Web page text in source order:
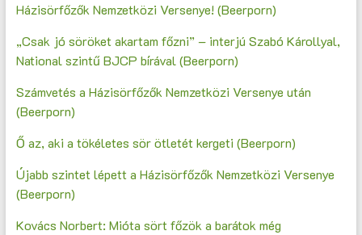
Házisörfőzők Nemzetközi Versenye! (Beerporn)
„Csak jó söröket akartam főzni” – interjú Szabó Károllyal,
National szintű BJCP bírával (Beerporn)
Számvetés a Házisörfőzők Nemzetközi Versenye után
(Beerporn)
Ő az, aki a tökéletes sör ötletét kergeti (Beerporn)
Újabb szintet lépett a Házisörfőzők Nemzetközi Versenye
(Beerporn)
Kovács Norbert: Mióta sört főzök a barátok még